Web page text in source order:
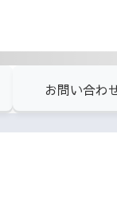
お問い合わ